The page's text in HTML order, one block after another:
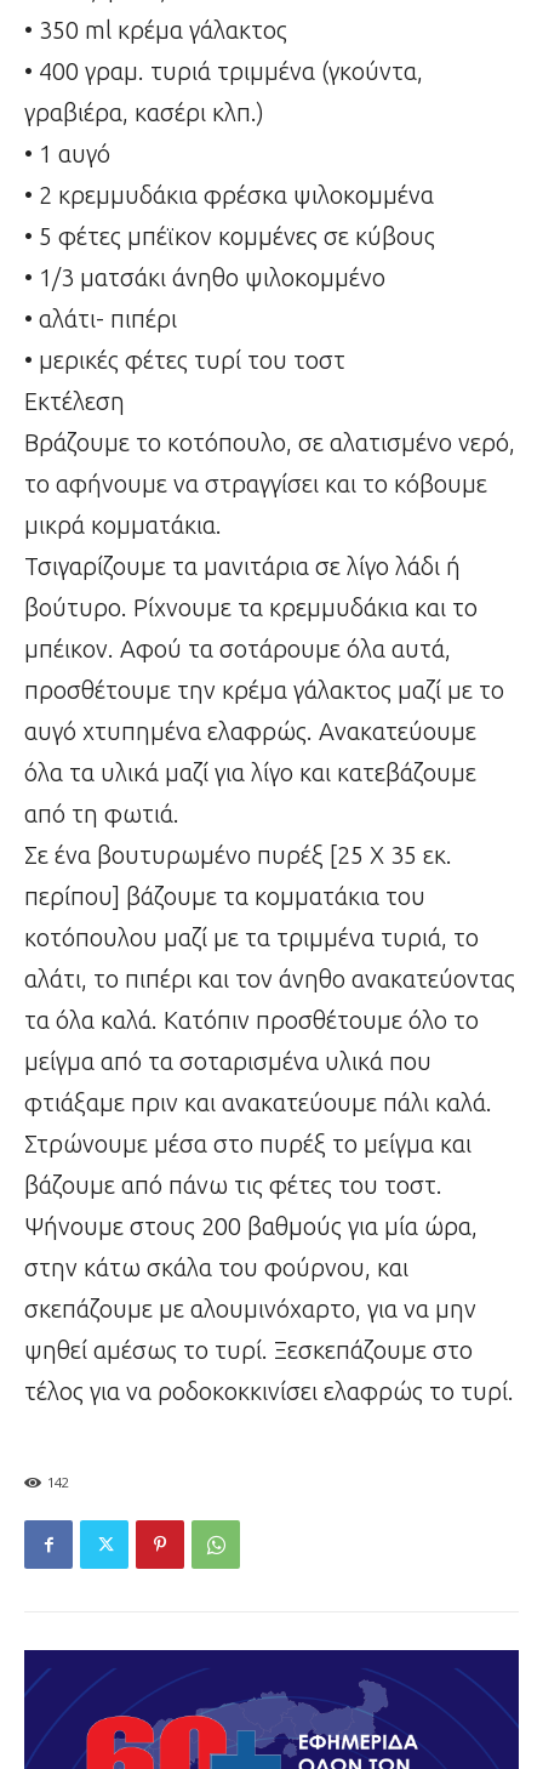
• 350 ml κρέμα γάλακτος
• 400 γραμ. τυριά τριμμένα (γκούντα,
γραβιέρα, κασέρι κλπ.)
• 1 αυγό
• 2 κρεμμυδάκια φρέσκα ψιλοκομμένα
• 5 φέτες μπέϊκον κομμένες σε κύβους
• 1/3 ματσάκι άνηθο ψιλοκομμένο
• αλάτι- πιπέρι
• μερικές φέτες τυρί του τοστ
Εκτέλεση
Βράζουμε το κοτόπουλο, σε αλατισμένο νερό,
το αφήνουμε να στραγγίσει και το κόβουμε
μικρά κομματάκια.
Τσιγαρίζουμε τα μανιτάρια σε λίγο λάδι ή
βούτυρο. Ρίχνουμε τα κρεμμυδάκια και το
μπέικον. Αφού τα σοτάρουμε όλα αυτά,
προσθέτουμε την κρέμα γάλακτος μαζί με το
αυγό χτυπημένα ελαφρώς. Ανακατεύουμε
όλα τα υλικά μαζί για λίγο και κατεβάζουμε
από τη φωτιά.
Σε ένα βουτυρωμένο πυρέξ [25 Χ 35 εκ.
περίπου] βάζουμε τα κομματάκια του
κοτόπουλου μαζί με τα τριμμένα τυριά, το
αλάτι, το πιπέρι και τον άνηθο ανακατεύοντας
τα όλα καλά. Κατόπιν προσθέτουμε όλο το
μείγμα από τα σοταρισμένα υλικά που
φτιάξαμε πριν και ανακατεύουμε πάλι καλά.
Στρώνουμε μέσα στο πυρέξ το μείγμα και
βάζουμε από πάνω τις φέτες του τοστ.
Ψήνουμε στους 200 βαθμούς για μία ώρα,
στην κάτω σκάλα του φούρνου, και
σκεπάζουμε με αλουμινόχαρτο, για να μην
ψηθεί αμέσως το τυρί. Ξεσκεπάζουμε στο
τέλος για να ροδοκοκκινίσει ελαφρώς το τυρί.
142